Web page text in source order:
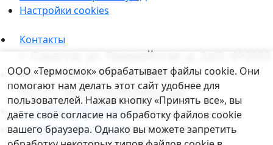
Уведомление о файлах cookie
ООО «Термосмок» обрабатывает файлы cookie. Они
помогают нам делать этот сайт удобнее для
пользователей. Нажав кнопку «Принять все», вы
даёте своё согласие на обработку файлов cookie
вашего браузера. Однако вы можете запретить
Настройки cookies
Контакты
г. Саратов, ул. Гвардейская, д. 2а/3, 410033
Пн–Пт: 09:00–17:00 (Саратов)
Пн–Пт: 08:00–16:00 (Москва)
+ 7 (845) 294-68-40(сервис)
+7 (831) 235-05-34(отдел продаж)